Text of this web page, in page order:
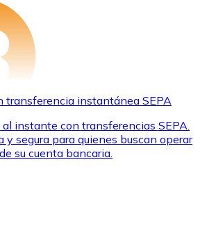
transferencia instantánea SEPA
instante con transferencias SEPA.
y segura para quienes buscan operar
su cuenta bancaria.